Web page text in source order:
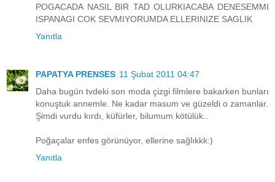
POGACADA NASIL BIR TAD OLURKIACABA DENESEMMI
ISPANAGI COK SEVMIYORUMDA ELLERINIZE SAGLIK
Yanıtla
PAPATYA PRENSES 11 Şubat 2011 04:47
Daha bugün tvdeki son moda çizgi filmlere bakarken bunları
konuştuk annemle. Ne kadar masum ve güzeldi o zamanlar.
Şimdi vurdu kırdı, küfürler, bilumum kötülük..
Poğaçalar enfes görünüyor, ellerine sağlıkkk:)
Yanıtla